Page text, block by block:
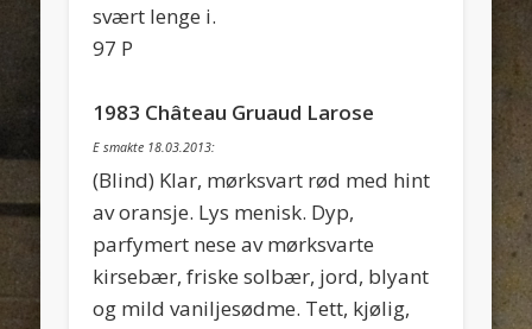
svært lenge i.
97 P
1983 Château Gruaud Larose
E smakte 18.03.2013:
(Blind) Klar, mørksvart rød med hint
av oransje. Lys menisk. Dyp,
parfymert nese av mørksvarte
kirsebær, friske solbær, jord, blyant
og mild vaniljesødme. Tett, kjølig,